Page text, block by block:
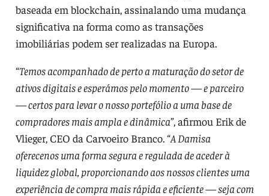
baseada em blockchain, assinalando uma mudança
significativa na forma como as transações
imobiliárias podem ser realizadas na Europa.
“Temos acompanhado de perto a maturação do setor de
ativos digitais e esperámos pelo momento — e parceiro
— certos para levar o nosso portefólio a uma base de
compradores mais ampla e dinâmica”, afirmou Erik de
Vlieger, CEO da Carvoeiro Branco. “A Damisa
oferecenos uma forma segura e regulada de aceder à
liquidez global, proporcionando aos nossos clientes uma
experiência de compra mais rápida e eficiente — seja com